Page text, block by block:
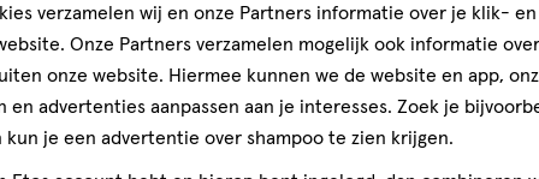
5.0
Prijs
Prijs, 5.0 van 5
5.0
Gebruiksgemak
verzamelen wij en onze Partners informatie over je klik-
Onze Partners verzamelen mogelijk ook informatie
onze website. Hiermee kunnen we de website en app,
en advertenties aanpassen aan je interesses. Zoek je
kun je een advertentie over shampoo te zien krijgen.